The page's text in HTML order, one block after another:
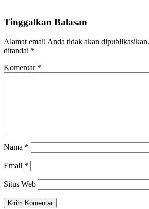
Tinggalkan Balasan
Alamat email Anda tidak akan dipublikasikan.
ditandai *
Komentar *
Nama *
Email *
Situs Web